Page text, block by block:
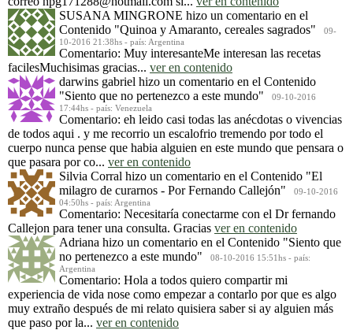
SUSANA MINGRONE hizo un comentario en el
Contenido "Quinoa y Amaranto, cereales sagrados"
09-
10-2016 21:38hs - país: Argentina
Comentario: Muy interesanteMe interesan las recetas
facilesMuchisimas gracias... ver en contenido
darwins gabriel hizo un comentario en el Contenido
"Siento que no pertenezco a este mundo"
09-10-2016
17:44hs - país: Venezuela
Comentario: eh leido casi todas las anécdotas o vivencias
de todos aqui . y me recorrio un escalofrio tremendo por todo el
cuerpo nunca pense que habia alguien en este mundo que pensara o
que pasara por co... ver en contenido
Silvia Corral hizo un comentario en el Contenido "El
milagro de curarnos - Por Fernando Callejón"
09-10-2016
04:50hs - país: Argentina
Comentario: Necesitaría conectarme con el Dr fernando
Callejon para tener una consulta. Gracias ver en contenido
Adriana hizo un comentario en el Contenido "Siento que
no pertenezco a este mundo"
08-10-2016 15:51hs - país:
Argentina
Comentario: Hola a todos quiero compartir mi
experiencia de vida nose como empezar a contarlo por que es algo
muy extraño después de mi relato quisiera saber si ay alguien más
que paso por la... ver en contenido